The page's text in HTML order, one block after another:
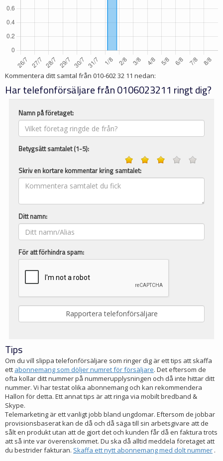
Kommentera ditt samtal från 010-602 32 11 nedan:
Har telefonförsäljare från 0106023211 ringt dig?
Namn på företaget:
Betygsätt samtalet (1-5):
Skriv en kortare kommentar kring samtalet:
Ditt namn:
För att förhindra spam:
Tips
Om du vill slippa telefonförsäljare som ringer dig är ett tips att skaffa
ett abonnemang som döljer numret för försäljare. Det eftersom de
ofta kollar ditt nummer på nummerupplysningen och då inte hittar ditt
nummer. Vi har testat olika abonnemang och kan rekommendera
Hallon för detta. Ett annat tips är att ringa via mobilt bredband &
Skype.
Telemarketing är ett vanligt jobb bland ungdomar. Eftersom de jobbar
provisionsbaserat kan de då och då säga till sin arbetsgivare att de
sålt en produkt utan att de gjort det och kunden får då en faktura trots
att så inte var överenskommet. Du ska då alltid meddela företaget att
du bestrider fakturan. Skaffa ett nytt abonnemang med dolt nummer .